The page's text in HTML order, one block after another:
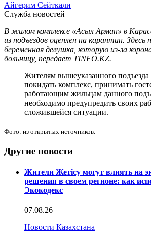
Айгерим Сейткали
Служба новостей
В жилом комплексе «Асыл Арман» в
из подъездов оцеплен на карантин. Здесь
беременная девушка, которую из-за
больницу, передает TINFO.KZ.
Жителям вышеуказанного подъезда
покидать комплекс, принимать
работающим жильцам данного
необходимо предупредить своих
сложившейся ситуации.
Фото: из открытых источников.
Другие новости
Жители Жетісу могут влиять на
решения в своем регионе: как
Экокодекс
07.08.26
Новости Казахстана